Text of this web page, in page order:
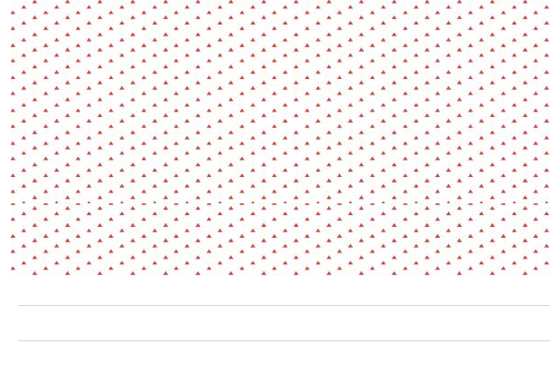
Environnement
Habiter
Jeunes
Patrimoine
Paysage
Société
Transition écologique
Urbanisme
Expérience Exposition Fiche / Guide Livre
Revue Revue de presse Vidéo
AUTRES CRITÈRES - Auteur - - Editeur -